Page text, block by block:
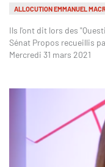
ALLOCUTION EMMANUEL
Ils l'ont dit lors des
Sénat Propos recueillis
Mercredi 31 mars 2021